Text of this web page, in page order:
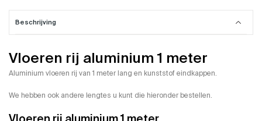
Beschrijving
Vloeren rij aluminium 1 meter
Aluminium vloeren rij van 1 meter lang en kunststof eindkappen.
We hebben ook andere lengtes u kunt die hieronder bestellen.